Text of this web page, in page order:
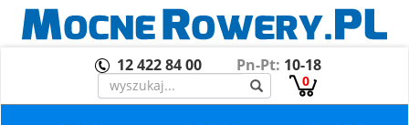
12 422 84 00 Pn-Pt: 10-18
0